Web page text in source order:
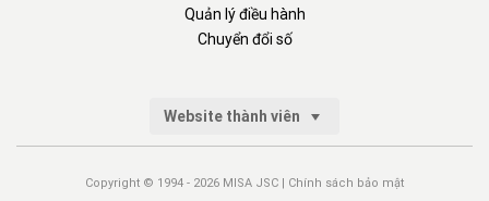
Quản lý điều hành
Chuyển đổi số
Website thành viên
Copyright © 1994 - 2026 MISA JSC | Chính sách bảo mật